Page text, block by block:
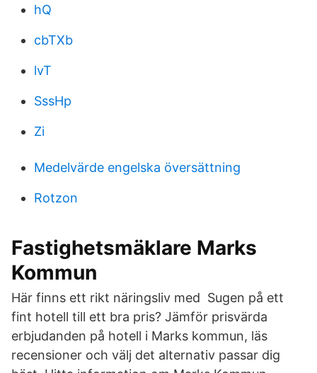
hQ
cbTXb
lvT
SssHp
Zi
Medelvärde engelska översättning
Rotzon
Fastighetsmäklare Marks
Kommun
Här finns ett rikt näringsliv med Sugen på ett
fint hotell till ett bra pris? Jämför prisvärda
erbjudanden på hotell i Marks kommun, läs
recensioner och välj det alternativ passar dig